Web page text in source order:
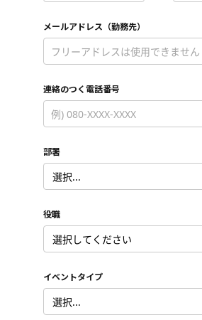
*
メールアドレス（勤務先）
*
連絡のつく電話番号
*
部署
*
役職
*
イベントタイプ